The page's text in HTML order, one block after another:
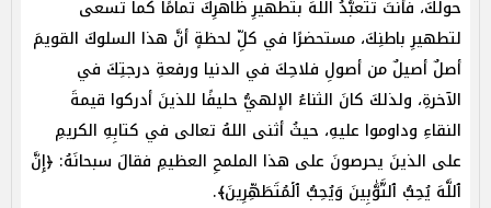
حولَكَ، فأنتَ تتعبَّدُ اللهَ بتطهيرِ ظاهرِكَ تمامًا كما تسعى
لتطهيرِ باطنِكَ، مستحضرًا في كلِّ لحظةٍ أنَّ هذا السلوكَ القويمَ
أصلٌ أصيلٌ من أصولِ فلاحِكَ في الدنيا ورفعةِ درجتِكَ في
الآخرةِ، ولذلكَ كانَ الثناءُ الإلهيُّ حليفًا للذينَ أدركوا قيمةَ
النقاءِ وداوموا عليهِ، حيثُ أثنى اللهُ تعالى في كتابِهِ الكريمِ
على الذينَ يحرصونَ على هذا الملمحِ العظيمِ فقالَ سبحانَهُ: ﴿إِنَّ
ٱللَّهَ یُحِبُّ ٱلتَّوَّٰبِینَ وَیُحِبُّ ٱلۡمُتَطَهِّرِینَ﴾.